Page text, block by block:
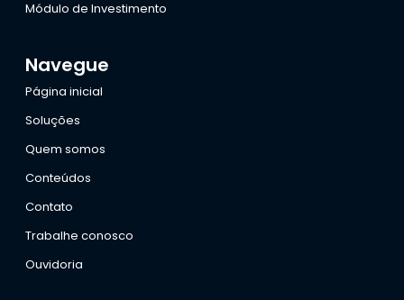
Módulo de Investimento
Navegue
Página inicial
Soluções
Quem somos
Conteúdos
Contato
Trabalhe conosco
Ouvidoria